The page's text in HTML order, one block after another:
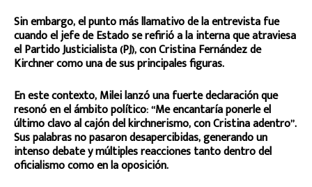
Sin embargo, el punto más llamativo de la entrevista fue
cuando el jefe de Estado se refirió a la interna que atraviesa
el Partido Justicialista (PJ), con Cristina Fernández de
Kirchner como una de sus principales figuras.
En este contexto, Milei lanzó una fuerte declaración que
resonó en el ámbito político: “Me encantaría ponerle el
último clavo al cajón del kirchnerismo, con Cristina adentro”.
Sus palabras no pasaron desapercibidas, generando un
intenso debate y múltiples reacciones tanto dentro del
oficialismo como en la oposición.